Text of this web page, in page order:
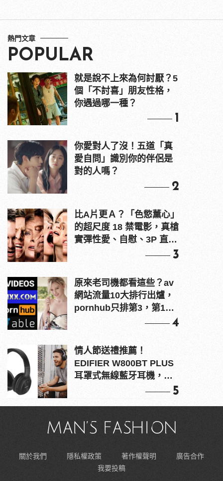
熱門文章
POPULAR
就是說不上來為何討厭？5
個「不討喜」朋友性格，
你遇過哪一種？
1
你愛對人了沒！五道「真
愛自問」識別你的伴侶是
對的人嗎？
2
比A片更Ａ？「色慾薰心」
的超尺度 18 禁電影，真槍
實彈性愛、自慰、3P 直接
3
原來老司機都看這些？av
網站流量10大排行出爐，
pornhub只排第3，第1名
4
情人節送禮推薦！
EDIFIER W800BT PLUS
耳罩式無線藍牙耳機，在
5
關於我們 隱私權政策 著作權聲明
廣告合作
我要投稿